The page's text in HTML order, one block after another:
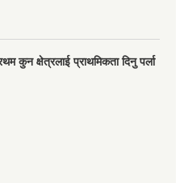
कुन क्षेत्रलाई प्राथमिकता दिनु पर्ला